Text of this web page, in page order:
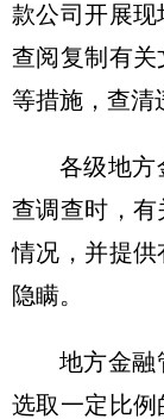
款公司开展现
查阅复制有
等措施，查清
各级地方
查调查时，有
情况，并提
隐瞒。
地方金融
选取一定比